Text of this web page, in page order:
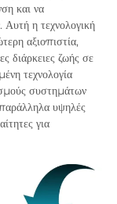
και να
Αυτή η τεχνολογική
αξιοπιστία,
διάρκειες ζωής σε
τεχνολογία
συστημάτων
υψηλές
για